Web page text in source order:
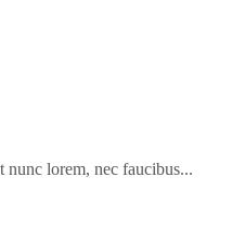
lorem, nec faucibus...